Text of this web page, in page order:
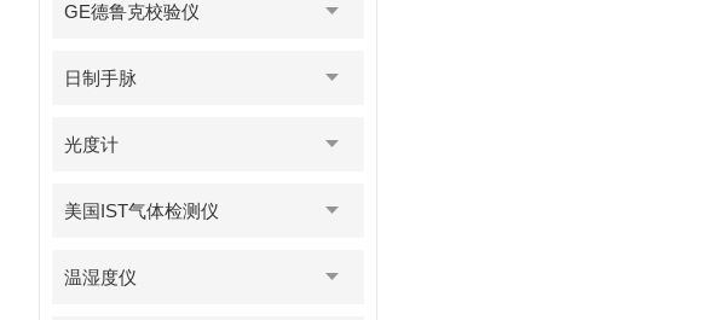
GE德鲁克校验仪
日制手脉
光度计
美国IST气体检测仪
温湿度仪